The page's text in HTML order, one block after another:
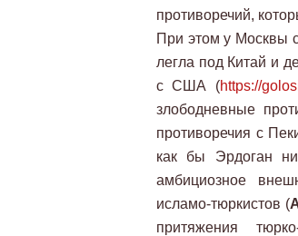
противоречий,
При этом у Москвы
легла под Китай и
с США (https://
злободневные
противоречия с
как бы Эрдоган ни
амбициозное
исламо-тюркистов (
притяжения